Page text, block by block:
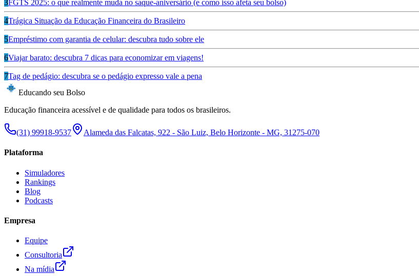
3FGTS 2025: o que realmente muda no saque-aniversário (e como isso afeta seu bolso)
4Trágica Situação da Educação Financeira do Brasileiro
5Empréstimo com garantia de celular: descubra tudo sobre ele
6Viajar barato: descubra 7 dicas para economizar em viagens!
7Tag de pedágio: descubra se o pedágio expresso vale a pena
Educando seu Bolso
Educação financeira acessível e de qualidade para todos os brasileiros.
(31) 99918-9537 Alameda das Falcatas, 922 - São Luiz, Belo Horizonte - MG, 31275-070
Plataforma
Simuladores
Rankings
Blog
Podcasts
Empresa
Equipe
Consultoria
Na mídia